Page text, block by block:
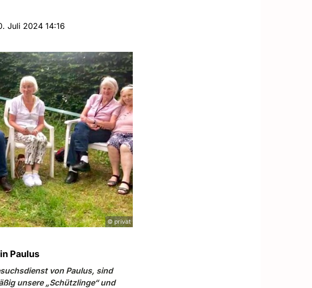
Juli 2024 14:16
© privat
Paulus
von Paulus, sind
unsere „Schützlinge“ und